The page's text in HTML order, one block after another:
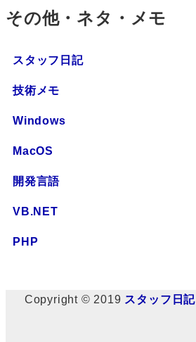
その他・ネタ・メモ
スタッフ日記
技術メモ
Windows
MacOS
開発言語
VB.NET
PHP
Copyright © 2019 スタッフ日記